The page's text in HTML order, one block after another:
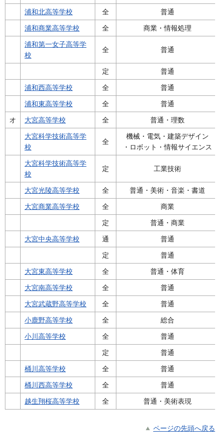
浦和北高等学校 全 普通
浦和商業高等学校 全 商業・情報処理
浦和第一女子高等学
校
全 普通
定 普通
浦和西高等学校 全 普通
浦和東高等学校 全 普通
オ 大宮高等学校 全 普通・理数
大宮科学技術高等学
校
全
機械・電気・建築デザイン
・ロボット・情報サイエンス
大宮科学技術高等学
校
定 工業技術
大宮光陵高等学校 全 普通・美術・音楽・書道
大宮商業高等学校 全 商業
定 普通・商業
大宮中央高等学校 通 普通
定 普通
大宮東高等学校 全 普通・体育
大宮南高等学校 全 普通
大宮武蔵野高等学校 全 普通
小鹿野高等学校 全 総合
小川高等学校 全 普通
定 普通
桶川高等学校 全 普通
桶川西高等学校 全 普通
越生翔桜高等学校 全 普通・美術表現
ページの先頭へ戻る